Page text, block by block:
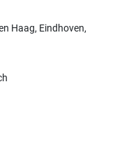
Haag, Eindhoven,